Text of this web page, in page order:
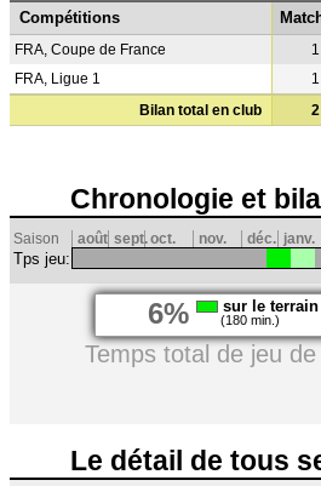
Compétitions
FRA, Coupe de France 1
FRA, Ligue 1
1
Bilan total en club
2
Chronologie et
Saison août sept.oct. nov. déc. janv.
Tps jeu:
6% sur le terrain
(180 min.)
Temps total de jeu
Le détail de tous